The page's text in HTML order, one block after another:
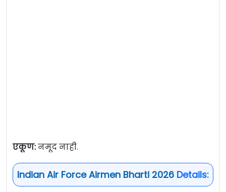
एकूण:नमूद नाही.
Indian Air Force Airmen Bharti 2026 Details: